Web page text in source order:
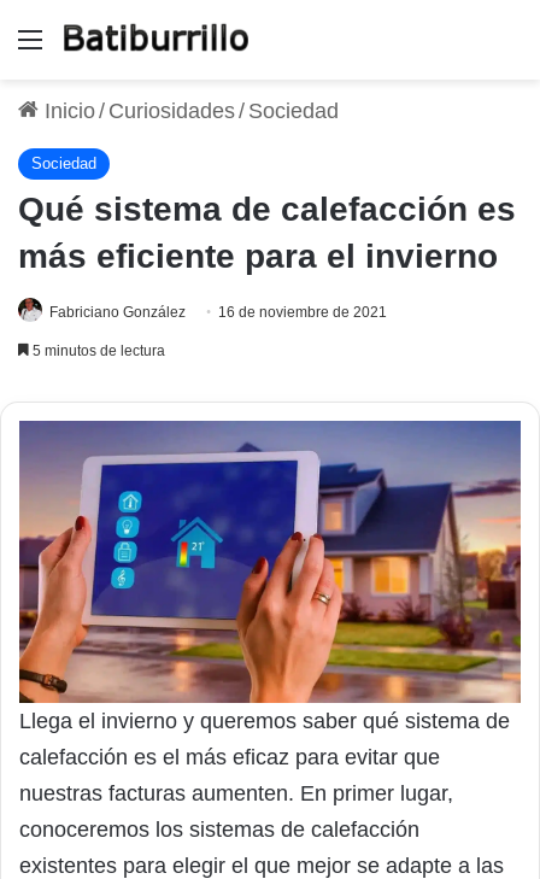
Menú
Inicio/ Curiosidades/ Sociedad
Sociedad
Qué sistema de calefacción es
más eficiente para el invierno
Fabriciano González 16 de noviembre de 2021
5 minutos de lectura
Llega el invierno y queremos saber qué sistema de
calefacción es el más eficaz para evitar que
nuestras facturas aumenten. En primer lugar,
conoceremos los sistemas de calefacción
existentes para elegir el que mejor se adapte a las